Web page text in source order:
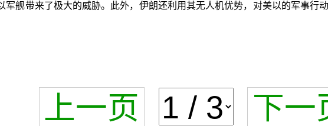
军舰带来了极大的威胁。此外，伊朗还利用其无人机优势，对美以的军事行
上一页 下一